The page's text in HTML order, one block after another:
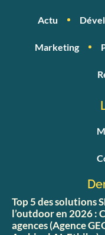
Actu
Marketing
Top 5 des solutions
l’outdoor en 2026 :
agences (Agence